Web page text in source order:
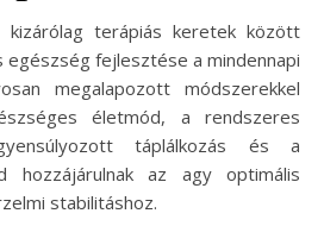
kizárólag terápiás keretek között
egészség fejlesztése a mindennapi
megalapozott módszerekkel
életmód, a rendszeres
táplálkozás és a
hozzájárulnak az agy optimális
stabilitáshoz.